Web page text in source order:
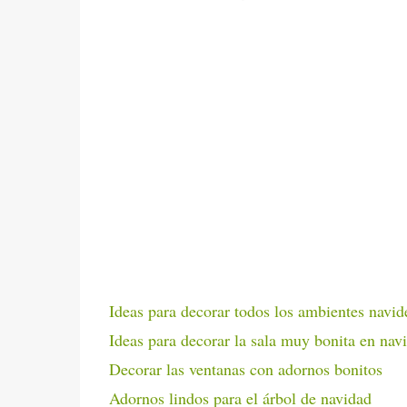
Ideas para decorar todos los ambientes
Ideas para decorar la sala muy bonita en
Decorar las ventanas con adornos bonitos
Adornos lindos para el árbol de navidad